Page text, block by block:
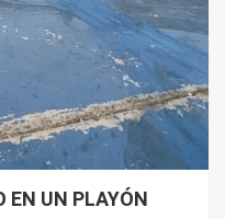
EN UN PLAYÓN